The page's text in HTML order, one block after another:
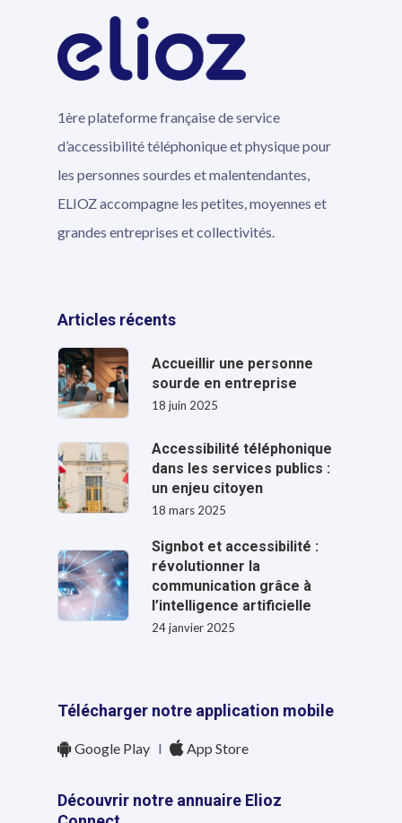
1ère plateforme française de service
d’accessibilité téléphonique et physique pour
les personnes sourdes et malentendantes,
ELIOZ accompagne les petites, moyennes et
grandes entreprises et collectivités.
Articles récents
Accueillir une personne
sourde en entreprise
18 juin 2025
Accessibilité téléphonique
dans les services publics :
un enjeu citoyen
18 mars 2025
Signbot et accessibilité :
révolutionner la
communication grâce à
l’intelligence artificielle
24 janvier 2025
Télécharger notre application mobile
Google Play l App Store
Découvrir notre annuaire Elioz